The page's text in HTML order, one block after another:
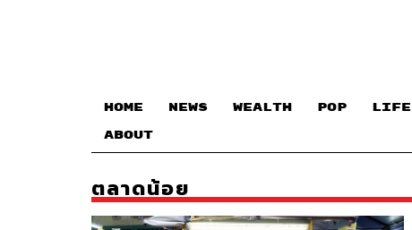
HOME NEWS WEALTH POP LIFE
ABOUT
ตลาดน้อย